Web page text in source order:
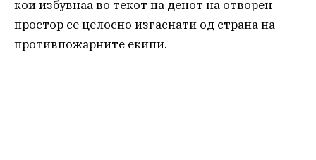
кои избувнаа во текот на денот на отворен
простор се целосно изгаснати од страна на
противпожарните екипи.